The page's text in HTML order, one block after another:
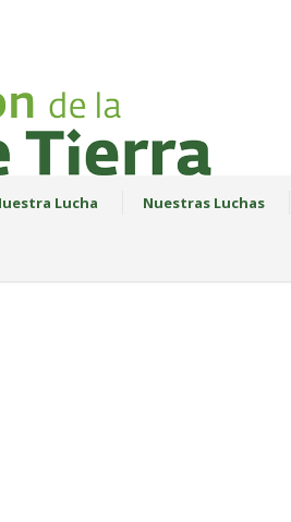
Lucha Nuestras Luchas